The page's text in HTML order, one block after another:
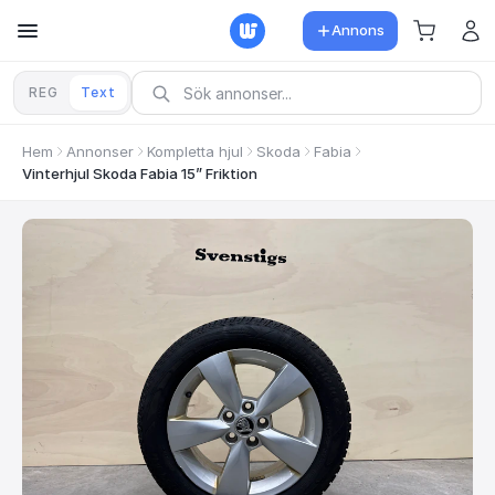
Annons
REG Text
Hem Annonser Kompletta hjul Skoda
Fabia
Vinterhjul Skoda Fabia 15” Friktion